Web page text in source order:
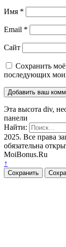
Имя *
Email *
Сайт
Сохранить моё
последующих
Эта высота div,
панели
Найти:
2025. Все права
обязательна
MoiBonus.Ru
↑